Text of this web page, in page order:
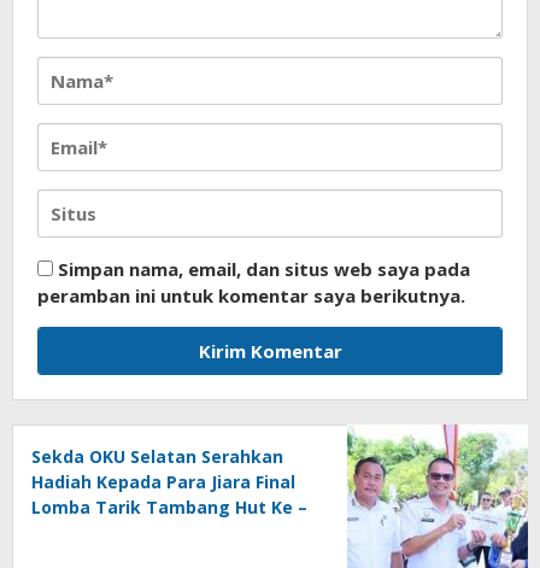
Simpan nama, email, dan situs web saya pada
peramban ini untuk komentar saya berikutnya.
Sekda OKU Selatan Serahkan
Hadiah Kepada Para Jiara Final
Lomba Tarik Tambang Hut Ke –